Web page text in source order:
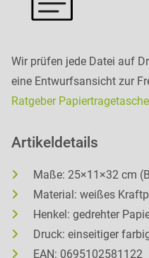
Wir prüfen jede Datei auf
eine Entwurfsansicht zur
Ratgeber
Artikeldetails
Maße: 25×11×32 cm
Material: weißes
Henkel: gedrehter
Druck: einseitiger
EAN: 0695102581122